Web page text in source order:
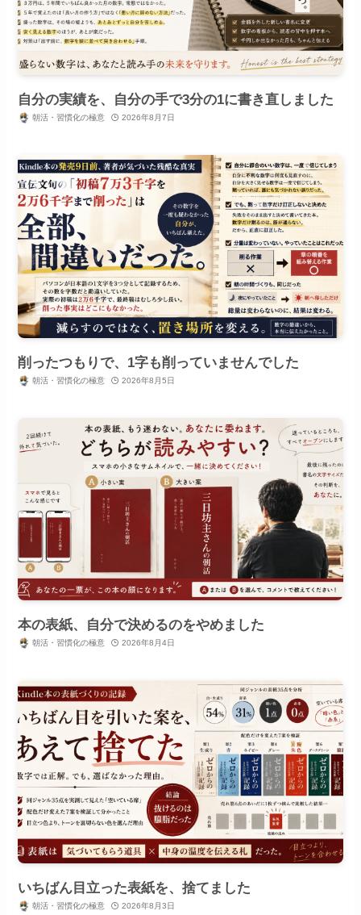
自分の実績を、自分の手で3分の1に書き直しました
朝活・習慣化の極意 2026年8月7日
削ったつもりで、1字も削っていませんでした
朝活・習慣化の極意 2026年8月5日
本の表紙、自分で決めるのをやめました
朝活・習慣化の極意 2026年8月4日
いちばん目立った表紙を、捨てました
朝活・習慣化の極意 2026年8月3日